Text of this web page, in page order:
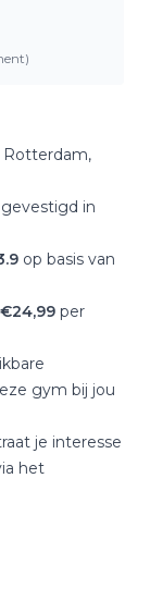
Rotterdam,
gevestigd in
op basis van
€24,99 per
gym bij jou
je interesse
het